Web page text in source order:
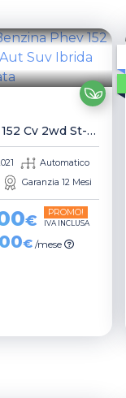
2.5 Benzina Phev 152 Cv 2wd St-Line Aut Suv
Automatico
Garanzia 12 Mesi
€ PROMO!
IVA INCLUSA
€ /mese